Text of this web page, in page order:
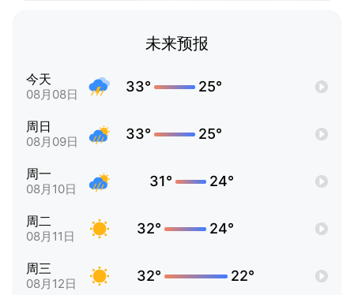
未来预报
今天
08月08日 33° 25°
周日
08月09日 33° 25°
周一
08月10日 31° 24°
周二
08月11日 32° 24°
周三
08月12日 32° 22°